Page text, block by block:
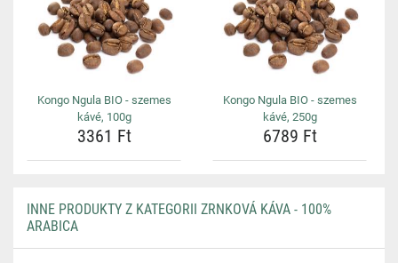
Kongo Ngula BIO - szemes
kávé, 100g
3361 Ft
Kongo Ngula BIO - szemes
kávé, 250g
6789 Ft
INNE PRODUKTY Z KATEGORII ZRNKOVÁ KÁVA - 100%
ARABICA